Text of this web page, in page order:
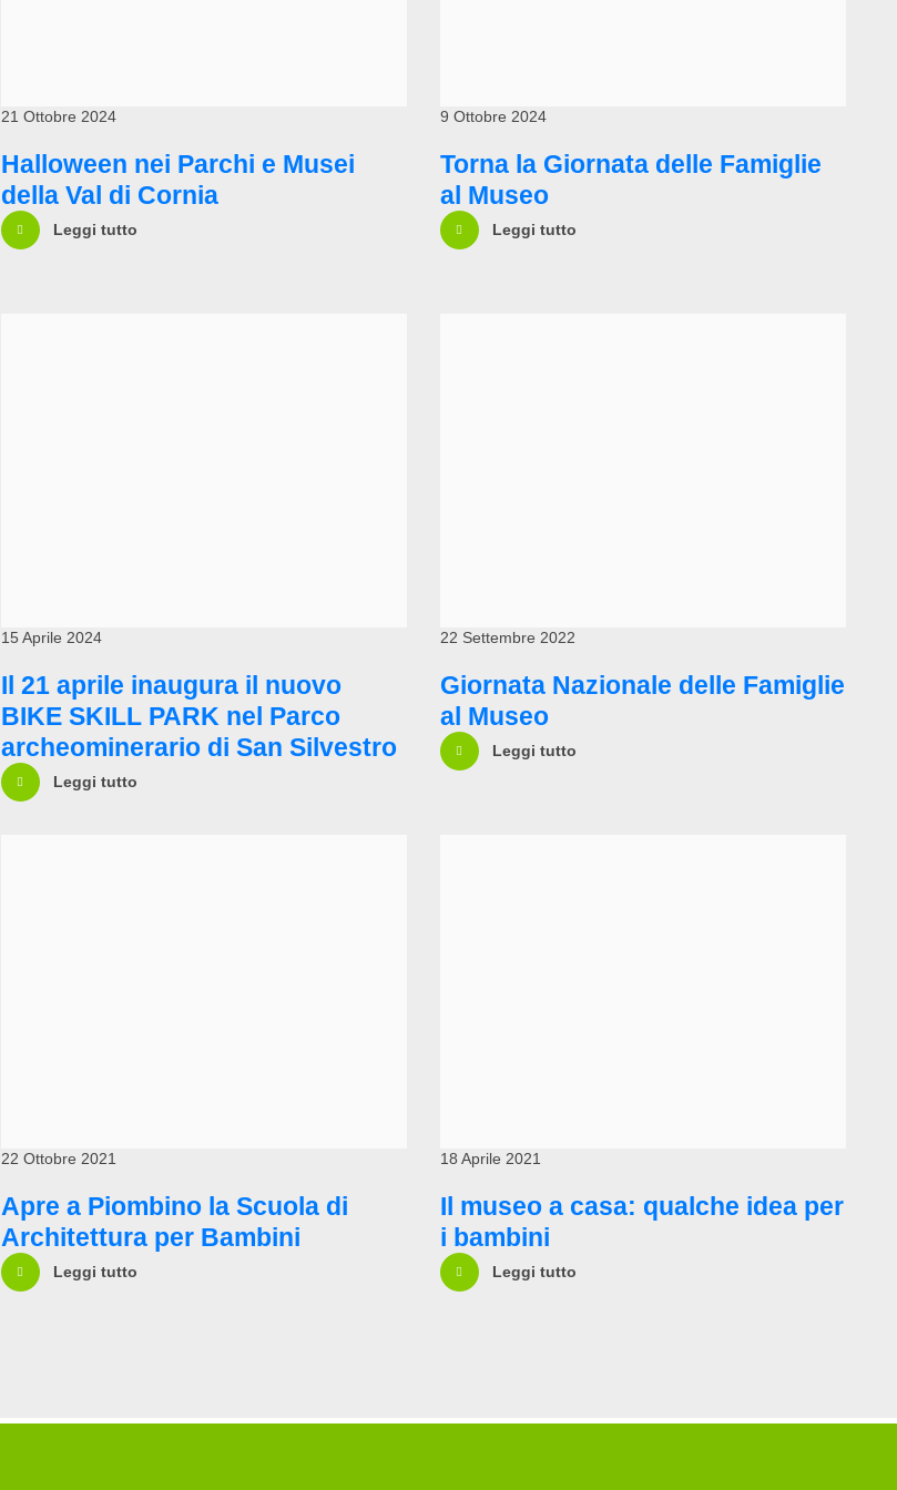
21 Ottobre 2024
Halloween nei Parchi e Musei
della Val di Cornia
Leggi tutto
9 Ottobre 2024
Torna la Giornata delle Famiglie
al Museo
Leggi tutto
15 Aprile 2024
Il 21 aprile inaugura il nuovo
BIKE SKILL PARK nel Parco
archeominerario di San Silvestro
Leggi tutto
22 Settembre 2022
Giornata Nazionale delle Famiglie
al Museo
Leggi tutto
22 Ottobre 2021
Apre a Piombino la Scuola di
Architettura per Bambini
Leggi tutto
18 Aprile 2021
Il museo a casa: qualche idea per
i bambini
Leggi tutto